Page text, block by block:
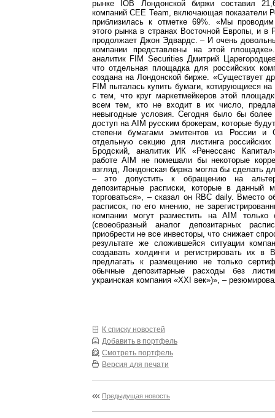
рынке IOB Лондонской биржи составил
компаний CEE Team, включающая показатели
приблизилась к отметке 69%. «Мы проводим
этого рынка в странах Восточной Европы, и в
продолжает Джон Эдвардс. – И очень
компании представлены на этой
аналитик FIM Securities Дмитрий
что отдельная площадка для российских
создана на Лондонской бирже. «Существует
FIM пыталась купить бумаги, котирующиеся
с тем, что круг маркетмейкеров этой
всем тем, кто не входит в их число,
невыгодные условия. Сегодня было бы
доступ на AIM русским брокерам, которые
степени бумагами эмитентов из России и
отдельную секцию для листинга
Бродский, аналитик ИК «Ренессанс
работе AIM не помешали бы некоторые
взгляд, Лондонская биржа могла бы сделать
– это допустить к обращению на
депозитарные расписки, которые в данный
торговаться», – сказал он RBC daily. Вместо
расписок, по его мнению, не
компании могут разместить на AIM только
(своеобразный аналог депозитарных
приобрести не все инвесторы, что снижает
результате же сложившейся ситуации
создавать холдинги и регистрировать их в
предлагать к размещению не только
обычные депозитарные расходы без
украинская компания «XXI век»)», –
К списку новостей
Добавить в портфель
Смотреть портфель
Версия для печати
Предыдущая новость